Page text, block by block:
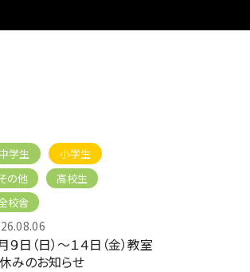
学生
小学生
の他
高校生
校舎
９日（日）～１４日（金）教室
みのお知らせ